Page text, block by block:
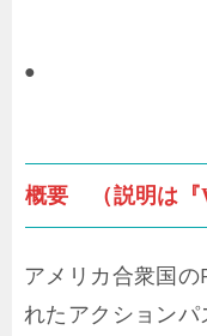
●
概要 （説明は『
アメリカ合衆国
れたアクションパ